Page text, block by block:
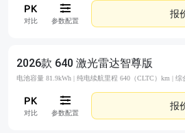
对比 参数配置
报
2026款 640 激光雷达智尊版
电池容量 81.9kWh | 纯电续航里程 640（CLTC）km | 综
对比 参数配置
报